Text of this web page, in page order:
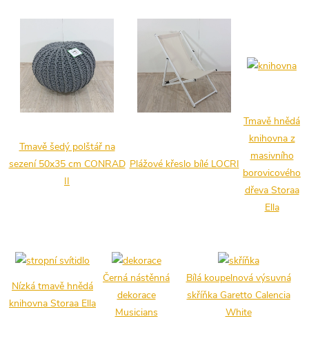
Tmavě šedý polštář na
sezení 50x35 cm CONRAD
II
Plážové křeslo bílé LOCRI
Tmavě hnědá
knihovna z
masivního
borovicového
dřeva Storaa
Ella
Nízká tmavě hnědá
knihovna Storaa Ella
Černá nástěnná
dekorace
Musicians
Bílá koupelnová výsuvná
skříňka Garetto Calencia
White